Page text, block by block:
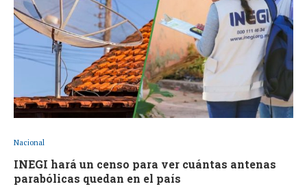
Nacional
INEGI hará un censo para ver cuántas antenas
parabólicas quedan en el país